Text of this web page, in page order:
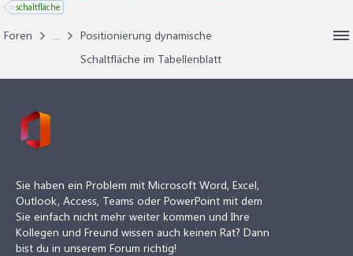
schaltfläche
Foren ...
Positionierung dynamische
Schaltfläche im Tabellenblatt
Sie haben ein Problem mit Microsoft Word, Excel,
Outlook, Access, Teams oder PowerPoint mit dem
Sie einfach nicht mehr weiter kommen und Ihre
Kollegen und Freund wissen auch keinen Rat? Dann
bist du in unserem Forum richtig!